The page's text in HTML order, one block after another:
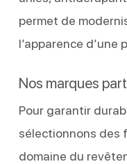
permet de
l’apparence d’une
Nos marques
Pour garantir
sélectionnons des
domaine du